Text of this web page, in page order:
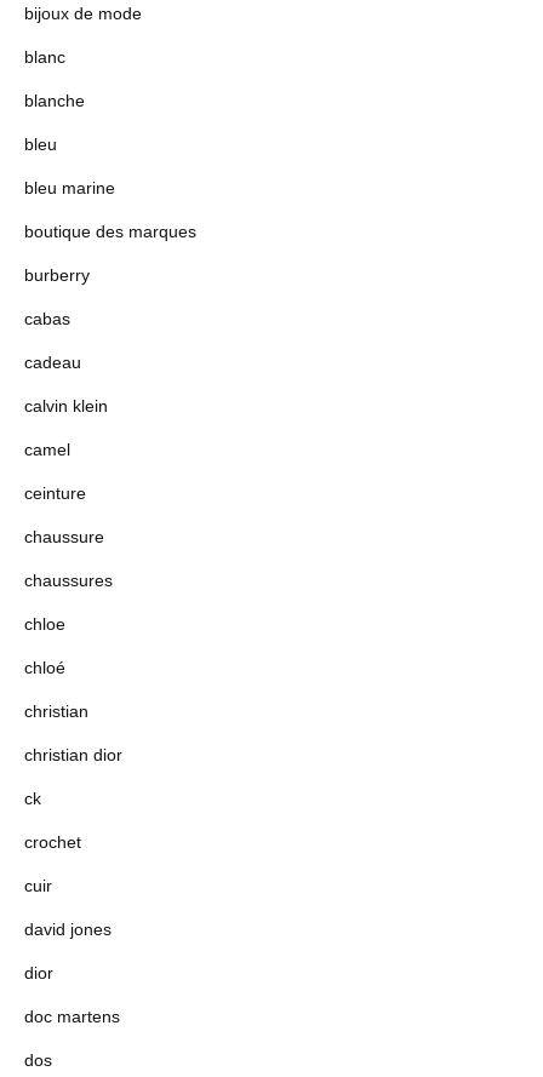
bijoux de mode
blanc
blanche
bleu
bleu marine
boutique des marques
burberry
cabas
cadeau
calvin klein
camel
ceinture
chaussure
chaussures
chloe
chloé
christian
christian dior
ck
crochet
cuir
david jones
dior
doc martens
dos